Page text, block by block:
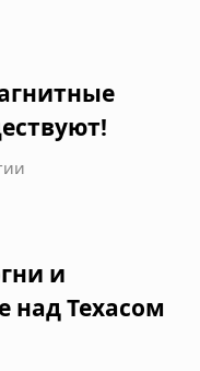
и
над Техасом